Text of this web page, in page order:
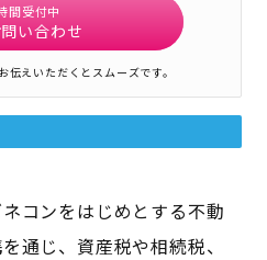
間受付中
い合わせ
えいただくとスムーズです。
コンをはじめとする不動
通じ、資産税や相続税、